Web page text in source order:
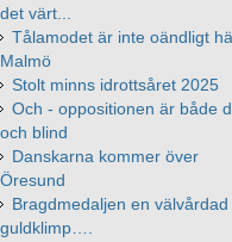
det värt...
Tålamodet är inte oändligt
Malmö
Stolt minns idrottsåret 2025
Och - oppositionen är både
och blind
Danskarna kommer över
Öresund
Bragdmedaljen en välvårdad
guldklimp….